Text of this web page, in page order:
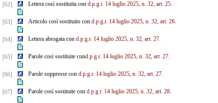
[62] Lettera così sostituita con d.p.g.r. 14 luglio 2025, n. 32, art. 25.
[63] Articolo così sostituito con d.p.g.r. 14 luglio 2025, n. 32, art. 26.
[64] Lettera abrogata con d.p.g.r. 14 luglio 2025, n. 32, art. 27.
[65] Parole così sostituite cond.p.g.r. 14 luglio 2025, n. 32, art. 27.
[66] Parole soppresse con d.p.g.r. 14 luglio 2025, n. 32, art. 27.
[67] Parole così sostituite con d.p.g.r. 14 luglio 2025, n. 32, art. 28.